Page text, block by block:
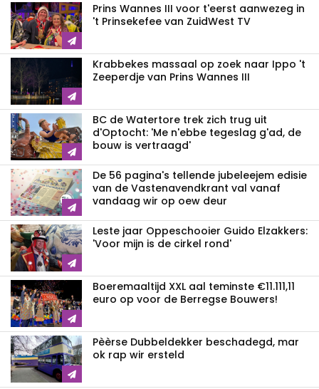
Prins Wannes III voor t'eerst aanwezeg in
't Prinsekefee van ZuidWest TV
Krabbekes massaal op zoek naar Ippo 't
Zeeperdje van Prins Wannes III
BC de Watertore trek zich trug uit
d'Optocht: 'Me n'ebbe tegeslag g'ad, de
bouw is vertraagd'
De 56 pagina's tellende jubeleejem edisie
van de Vastenavendkrant val vanaf
vandaag wir op oew deur
Leste jaar Oppeschooier Guido Elzakkers:
'Voor mijn is de cirkel rond'
Boeremaaltijd XXL aal teminste €11.111,11
euro op voor de Berregse Bouwers!
Pèèrse Dubbeldekker beschadegd, mar
ok rap wir ersteld